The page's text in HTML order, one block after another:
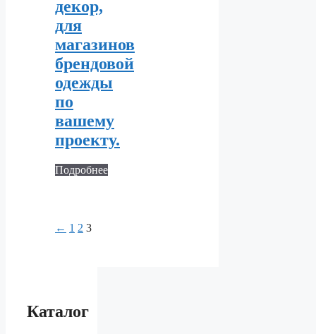
декор,
для
магазинов
брендовой
одежды
по
вашему
проекту.
Подробнее
← 1 2 3
Каталог